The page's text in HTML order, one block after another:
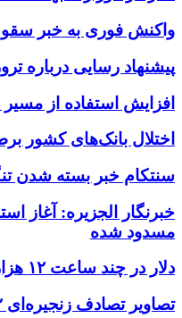
واکنش فوری به خبر
پیشنهاد رسایی درباره
افزایش استفاده از
اختلال بانک‌های کشور
سنتکام خبر بسته شدن
خبرنگار الجزیره: آغاز
مسدود شده
دلار در چند ساعت ۱۲ هزار تومان عقب‌نشینی کرد
تصاویر تصادف زنجیره‌ای ۱۲ خودرو در تهران